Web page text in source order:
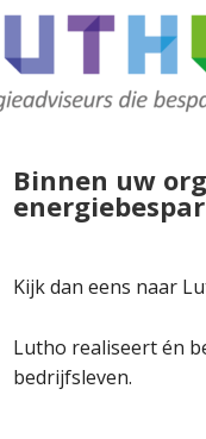
Binnen uw
Kijk dan eens naar
Lutho realiseert én
bedrijfsleven.